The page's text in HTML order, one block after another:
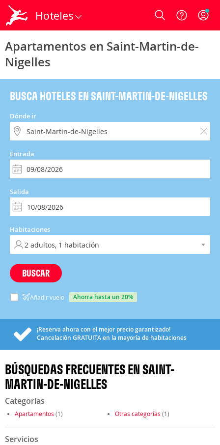
Hoteles Login
Apartamentos en Saint-Martin-de-
Nigelles
BUSCA HOTELES EN SAINT-MARTIN-DE-NIGELLES
Dónde ir
Entrada
Salida
Habitaciones
BUSCAR
Añadir vuelo ahorra hasta un 20%
¡Reserva ahora con el mejor precio garantizado!
Cancelación GRATUITAen la mayoría de habitaciones
BÚSQUEDAS FRECUENTES EN SAINT-
MARTIN-DE-NIGELLES
Categorías
Apartamentos (1) Otras categorías (1)
Servicios